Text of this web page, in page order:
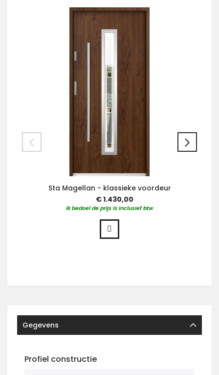
Sta Magellan - klassieke voordeur
€ 1.430,00
ik bedoel de prijs is inclusief btw
Gegevens